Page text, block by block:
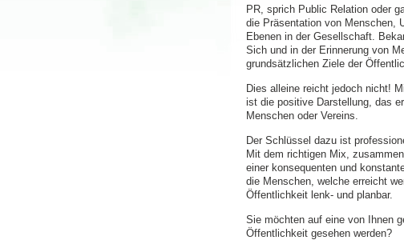
PR, sprich Public Relation oder
die Präsentation von Menschen,
Ebenen in der Gesellschaft.
Sich und in der Erinnerung von
grundsätzlichen Ziele der
Dies alleine reicht jedoch nicht!
ist die positive Darstellung, das
Menschen oder Vereins.
Der Schlüssel dazu ist
Mit dem richtigen Mix,
einer konsequenten und
die Menschen, welche erreicht
Öffentlichkeit lenk- und planbar.
Sie möchten auf eine von Ihnen
Öffentlichkeit gesehen werden?